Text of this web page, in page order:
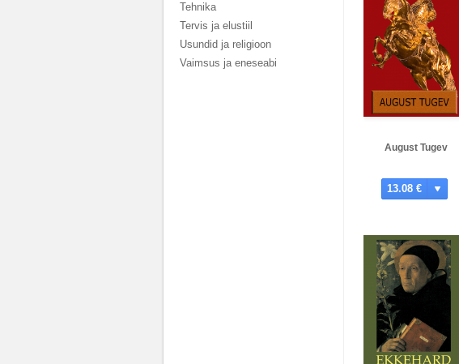
Tehnika
Tervis ja elustiil
Usundid ja religioon
Vaimsus ja eneseabi
August Tugev
13.08 €